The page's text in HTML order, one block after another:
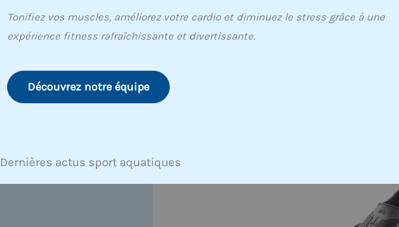
Tonifiez vos muscles, améliorez votre cardio et diminuez le stress grâce à une
expérience fitness rafraîchissante et divertissante.
Découvrez notre équipe
Dernières actus sport aquatiques